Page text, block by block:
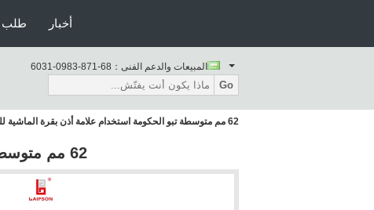
طلب أخبار
المبيعات والدعم الفنى： 86-178-3890-1306
Go
62 مم متوسطة تبو الحكومة استخدام علامة أذن بقرة الماشية للتتبع
62 مم متوسطة تبو الحكومة استخدام علامة أذن بقرة الماشية للتتبع